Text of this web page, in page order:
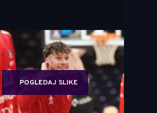
POGLEDAJ SLIKE